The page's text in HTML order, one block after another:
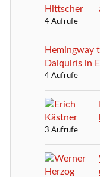
4 Aufrufe
Hemingway
Daiquirís in
4 Aufrufe
3 Aufrufe